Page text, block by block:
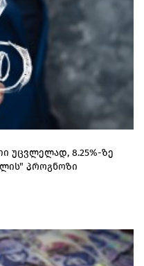
უცვლელად, 8.25%-ზე
პროგნოზი